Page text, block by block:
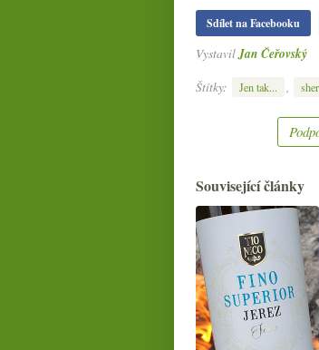
Sdílet na Facebooku
VystavilJan Čeřovský
Štítky:
Jen tak...
Související články